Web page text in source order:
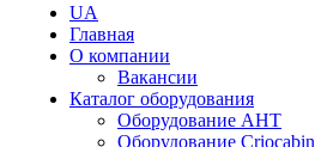
UA
Главная
О компании
Вакансии
Каталог оборудования
Оборудование AHT
Оборудование Criocabin